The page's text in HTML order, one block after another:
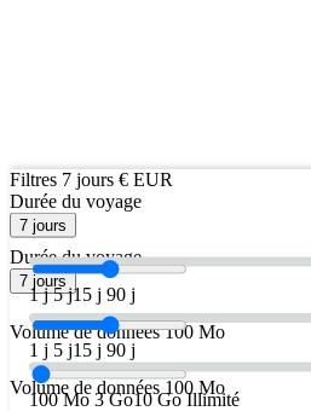
Filtres 7 jours € EUR
Durée du voyage
7 jours
1 j 5 j15 j 90 j
Volume de données 100 Mo
100 Mo 3 Go10 Go Illimité
Durée du voyage
7 jours
1 j 5 j15 j 90 j
Volume de données 100 Mo